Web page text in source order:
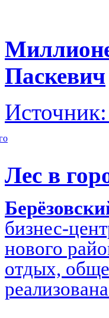
Паскевич
Лес в
бизнес-
нового
отдых,